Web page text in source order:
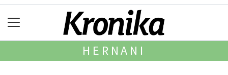
HERNANI